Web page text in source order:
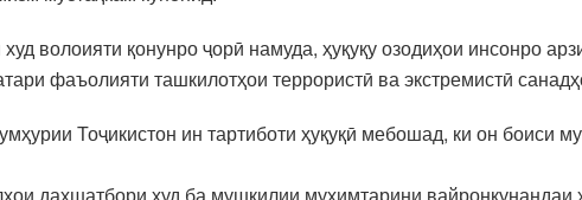
волоияти қонунро ҷорӣ намуда, ҳуқуқу озодиҳои инсонро
фаъолияти ташкилотҳои террористӣ ва экстремистӣ
Тоҷикистон ин тартиботи ҳуқуқӣ мебошад, ки он боиси
даҳшатбори худ ба мушкилии муҳимтарини вайронкунандаи